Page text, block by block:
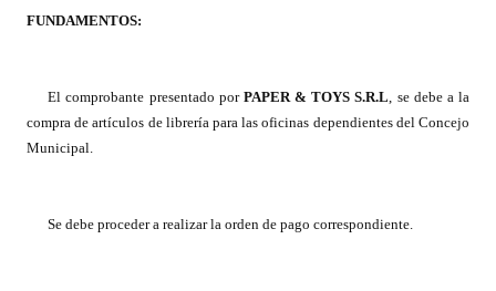
Informes de Gestión
Proyectos Presentados
FUNDAMENTOS:
El comprobante presentado por PAPER & TOYS S.R.L, se debe a la
compra de artículos de librería para las oficinas dependientes del Concejo
Municipal.
Se debe proceder a realizar la orden de pago correspondiente.